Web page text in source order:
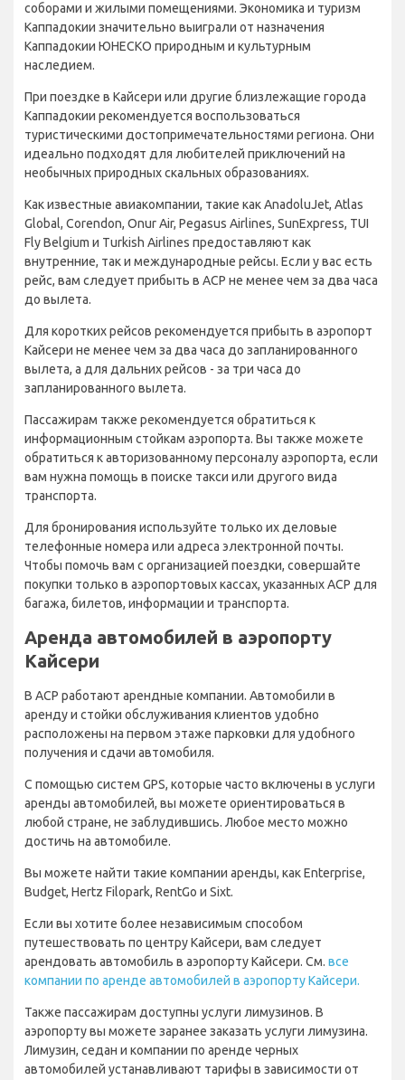
соборами и жилыми помещениями. Экономика и туризм
Каппадокии значительно выиграли от назначения
Каппадокии ЮНЕСКО природным и культурным
наследием.
При поездке в Кайсери или другие близлежащие города
Каппадокии рекомендуется воспользоваться
туристическими достопримечательностями региона. Они
идеально подходят для любителей приключений на
необычных природных скальных образованиях.
Как известные авиакомпании, такие как AnadoluJet, Atlas
Global, Corendon, Onur Air, Pegasus Airlines, SunExpress, TUI
Fly Belgium и Turkish Airlines предоставляют как
внутренние, так и международные рейсы. Если у вас есть
рейс, вам следует прибыть в АСР не менее чем за два часа
до вылета.
Для коротких рейсов рекомендуется прибыть в аэропорт
Кайсери не менее чем за два часа до запланированного
вылета, а для дальних рейсов - за три часа до
запланированного вылета.
Пассажирам также рекомендуется обратиться к
информационным стойкам аэропорта. Вы также можете
обратиться к авторизованному персоналу аэропорта, если
вам нужна помощь в поиске такси или другого вида
транспорта.
Для бронирования используйте только их деловые
телефонные номера или адреса электронной почты.
Чтобы помочь вам с организацией поездки, совершайте
покупки только в аэропортовых кассах, указанных АСР для
багажа, билетов, информации и транспорта.
Аренда автомобилей в аэропорту
Кайсери
В АСР работают арендные компании. Автомобили в
аренду и стойки обслуживания клиентов удобно
расположены на первом этаже парковки для удобного
получения и сдачи автомобиля.
С помощью систем GPS, которые часто включены в услуги
аренды автомобилей, вы можете ориентироваться в
любой стране, не заблудившись. Любое место можно
достичь на автомобиле.
Вы можете найти такие компании аренды, как Enterprise,
Budget, Hertz Filopark, RentGo и Sixt.
Если вы хотите более независимым способом
путешествовать по центру Кайсери, вам следует
арендовать автомобиль в аэропорту Кайсери. См. все
компании по аренде автомобилей в аэропорту Кайсери.
Также пассажирам доступны услуги лимузинов. В
аэропорту вы можете заранее заказать услуги лимузина.
Лимузин, седан и компании по аренде черных
автомобилей устанавливают тарифы в зависимости от